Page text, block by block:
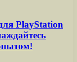
PlayStation